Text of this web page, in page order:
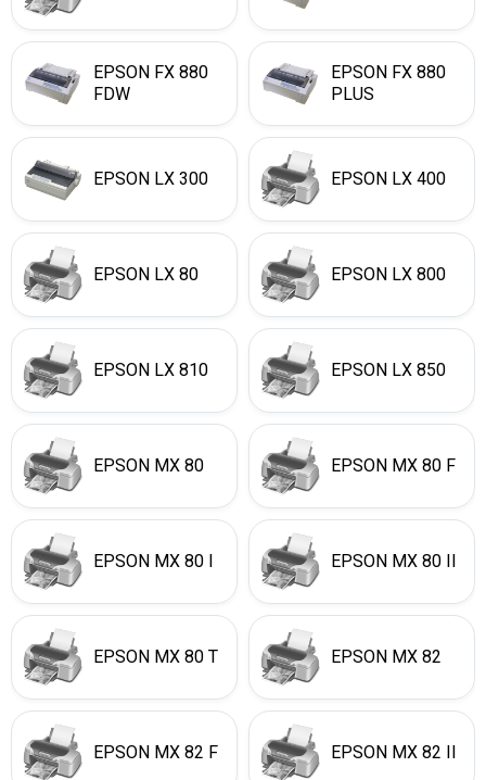
EPSON FX 880
FDW
EPSON FX 880
PLUS
EPSON LX 300 EPSON LX 400
EPSON LX 80 EPSON LX 800
EPSON LX 810 EPSON LX 850
EPSON MX 80 EPSON MX 80 F
EPSON MX 80 I EPSON MX 80 II
EPSON MX 80 T EPSON MX 82
EPSON MX 82 F EPSON MX 82 II